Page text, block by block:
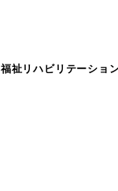
福祉リハビリテーショ